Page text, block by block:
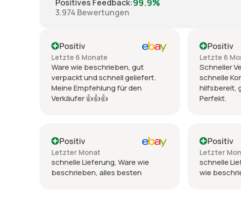
Positives Feedback:99.9%
3.974 Bewertungen
Positiv
Letzte 6 Monate
Ware wie beschrieben, gut
verpackt und schnell geliefert.
Meine Empfehlung für den
Verkäufer 👍👍👍
Positiv
Letzte 6
Schneller
schnelle
hilfsbereit,
Perfekt.
Positiv
Letzter Monat
schnelle Lieferung, Ware wie
beschrieben, alles besten
Positiv
Letzter
schnelle
wie